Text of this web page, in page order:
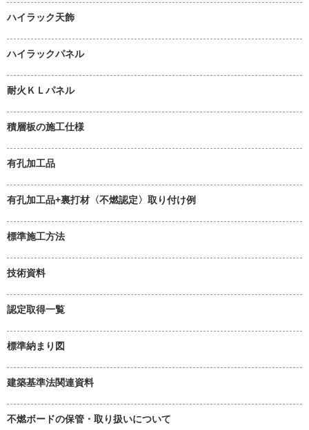
ハイラック天飾
ハイラックパネル
耐火ＫＬパネル
積層板の施工仕様
有孔加工品
有孔加工品+裏打材〈不燃認定〉取り付け例
標準施工方法
技術資料
認定取得一覧
標準納まり図
建築基準法関連資料
不燃ボードの保管・取り扱いについて